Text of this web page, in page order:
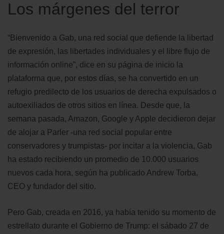
Los márgenes del terror
“Bienvenido a Gab, una red social que defiende la libertad
de expresión, las libertades individuales y el libre flujo de
información online”, dice en su página de inicio la
plataforma que, por estos días, se ha convertido en un
refugio predilecto de los usuarios de derecha expulsados o
autoexiliados de otros sitios en línea. Desde que, la
semana pasada, Amazon, Google y Apple decidieron dejar
de alojar a Parler -una red social popular entre
conservadores y trumpistas- por incitar a la violencia, Gab
ha estado recibiendo un promedio de 10.000 usuarios
nuevos cada hora, según ha publicado Andrew Torba,
CEO y fundador del sitio.
Pero Gab, creada en 2016, ya había tenido su momento de
estrellato durante el Gobierno de Trump: el sábado 27 de